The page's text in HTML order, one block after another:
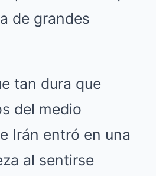
de grandes
tan dura que
del medio
Irán entró en una
al sentirse